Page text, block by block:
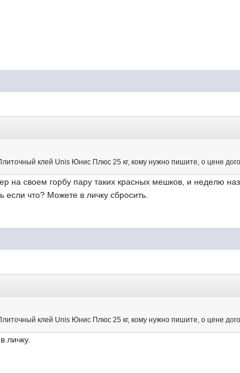
клей Unis Юнис Плюс 25 кг, кому нужно пишите, о цене
на своем горбу пару таких красных мешков, и неделю
что? Можете в личку сбросить.
клей Unis Юнис Плюс 25 кг, кому нужно пишите, о цене
личку.